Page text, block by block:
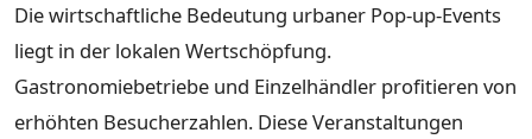
Die wirtschaftliche Bedeutung urbaner Pop-up-Events
liegt in der lokalen Wertschöpfung.
Gastronomiebetriebe und Einzelhändler profitieren von
erhöhten Besucherzahlen. Diese Veranstaltungen